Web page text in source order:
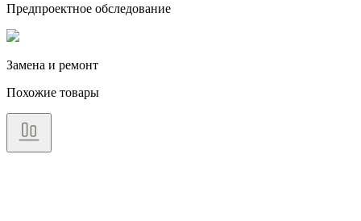
Предпроектное обследование
Замена и ремонт
Похожие товары